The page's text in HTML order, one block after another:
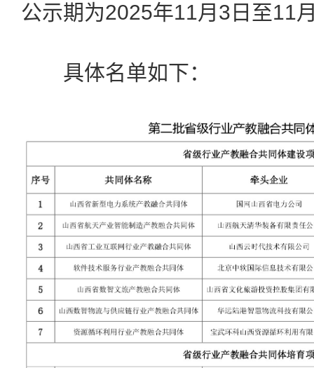
公示期为2025年11月3日至11
具体名单如下：